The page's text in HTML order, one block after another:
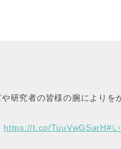
研究者の皆様の腕によりを
https://t.co/TuuVwGSarH#